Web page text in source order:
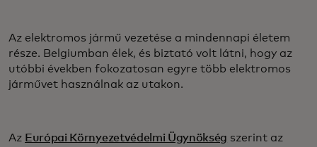
Az elektromos jármű vezetése a mindennapi életem
része. Belgiumban élek, és biztató volt látni, hogy az
utóbbi években fokozatosan egyre több elektromos
járművet használnak az utakon.
Az Európai Környezetvédelmi Ügynökség szerint az